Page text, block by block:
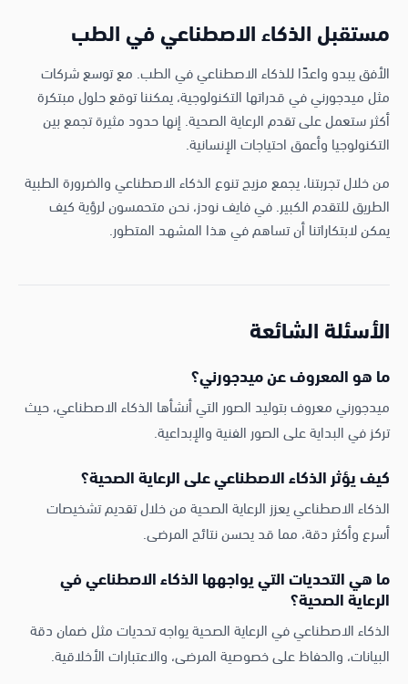
مستقبل الذكاء الاصطناعي في الطب
الأفق يبدو واعدًا للذكاء الاصطناعي في الطب. مع توسع شركات
مثل ميدجورني في قدراتها التكنولوجية، يمكننا توقع حلول مبتكرة
أكثر ستعمل على تقدم الرعاية الصحية. إنها حدود مثيرة تجمع بين
التكنولوجيا وأعمق احتياجات الإنسانية.
من خلال تجربتنا، يجمع مزيج تنوع الذكاء الاصطناعي والضرورة الطبية
الطريق للتقدم الكبير. في فايف نودز، نحن متحمسون لرؤية كيف
يمكن لابتكاراتنا أن تساهم في هذا المشهد المتطور.
الأسئلة الشائعة
ما هو المعروف عن ميدجورني؟
ميدجورني معروف بتوليد الصور التي أنشأها الذكاء الاصطناعي، حيث
تركز في البداية على الصور الفنية والإبداعية.
كيف يؤثر الذكاء الاصطناعي على الرعاية الصحية؟
الذكاء الاصطناعي يعزز الرعاية الصحية من خلال تقديم تشخيصات
أسرع وأكثر دقة، مما قد يحسن نتائج المرضى.
ما هي التحديات التي يواجهها الذكاء الاصطناعي في
الرعاية الصحية؟
الذكاء الاصطناعي في الرعاية الصحية يواجه تحديات مثل ضمان دقة
البيانات، والحفاظ على خصوصية المرضى، والاعتبارات الأخلاقية.